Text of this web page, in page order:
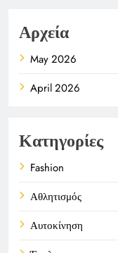
Αρχεία
May 2026
April 2026
Κατηγορίες
Fashion
Αθλητισμός
Αυτοκίνηση